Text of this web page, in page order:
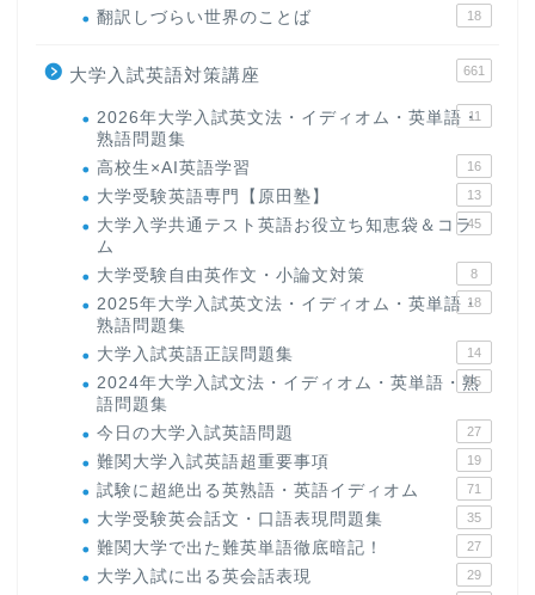
翻訳しづらい世界のことば 18
大学入試英語対策講座 661
2026年大学入試英文法・イディオム・英単語・
熟語問題集
11
高校生×AI英語学習 16
大学受験英語専門【原田塾】 13
大学入学共通テスト英語お役立ち知恵袋＆コラ
ム
45
大学受験自由英作文・小論文対策 8
2025年大学入試英文法・イディオム・英単語・
熟語問題集
18
大学入試英語正誤問題集 14
2024年大学入試文法・イディオム・英単語・熟
語問題集
15
今日の大学入試英語問題 27
難関大学入試英語超重要事項 19
試験に超絶出る英熟語・英語イディオム 71
大学受験英会話文・口語表現問題集 35
難関大学で出た難英単語徹底暗記！ 27
大学入試に出る英会話表現 29